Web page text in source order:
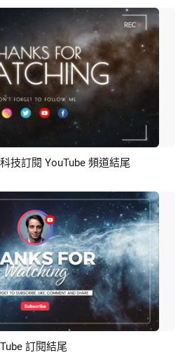
覽 AI剪同款
技訂閱 YouTube 頻道結尾
覽 AI剪同款
訂閱結尾